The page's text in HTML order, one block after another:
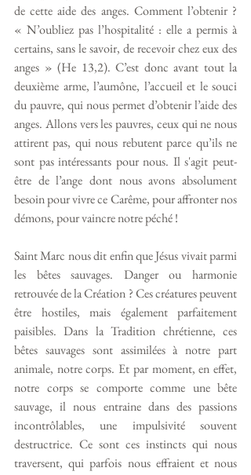
de cette aide des anges. Comment l’obtenir ?
« N’oubliez pas l’hospitalité : elle a permis à
certains, sans le savoir, de recevoir chez eux des
anges » (He 13,2). C’est donc avant tout la
deuxième arme, l’aumône, l’accueil et le souci
du pauvre, qui nous permet d’obtenir l’aide des
anges. Allons vers les pauvres, ceux qui ne nous
attirent pas, qui nous rebutent parce qu’ils ne
sont pas intéressants pour nous. Il s'agit peut-
être de l’ange dont nous avons absolument
besoin pour vivre ce Carême, pour affronter nos
démons, pour vaincre notre péché !
Saint Marc nous dit enfin que Jésus vivait parmi
les bêtes sauvages. Danger ou harmonie
retrouvée de la Création ? Ces créatures peuvent
être hostiles, mais également parfaitement
paisibles. Dans la Tradition chrétienne, ces
bêtes sauvages sont assimilées à notre part
animale, notre corps. Et par moment, en effet,
notre corps se comporte comme une bête
sauvage, il nous entraine dans des passions
incontrôlables, une impulsivité souvent
destructrice. Ce sont ces instincts qui nous
traversent, qui parfois nous effraient et nous